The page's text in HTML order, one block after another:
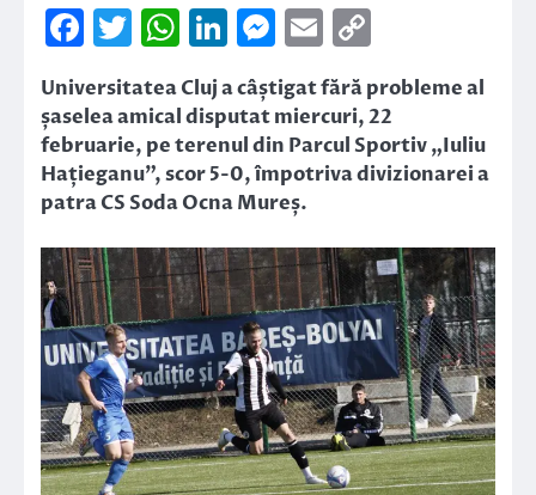
Facebook
Twitter
WhatsApp
LinkedIn
Messenger
Email
Link
Universitatea Cluj a câștigat fără probleme al
șaselea amical disputat miercuri, 22
februarie, pe terenul din Parcul Sportiv „Iuliu
Hațieganu”, scor 5-0, împotriva divizionarei a
patra CS Soda Ocna Mureș.